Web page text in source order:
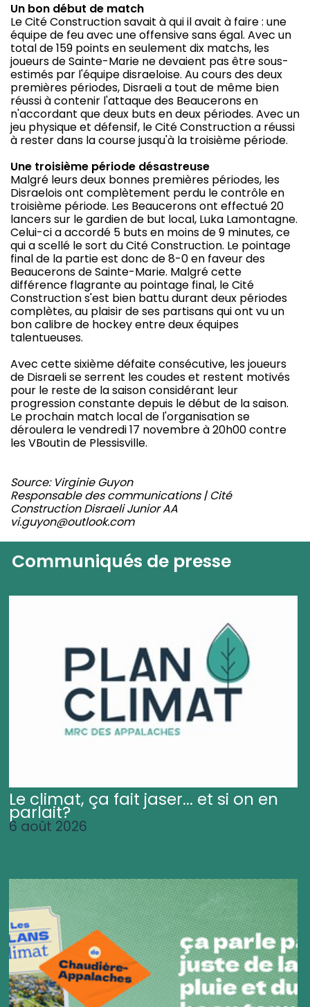
Un bon début de match
Le Cité Construction savait à qui il avait à faire : une
équipe de feu avec une offensive sans égal. Avec un
total de 159 points en seulement dix matchs, les
joueurs de Sainte-Marie ne devaient pas être sous-
estimés par l'équipe disraeloise. Au cours des deux
premières périodes, Disraeli a tout de même bien
réussi à contenir l'attaque des Beaucerons en
n'accordant que deux buts en deux périodes. Avec un
jeu physique et défensif, le Cité Construction a réussi
à rester dans la course jusqu'à la troisième période.
Une troisième période désastreuse
Malgré leurs deux bonnes premières périodes, les
Disraelois ont complètement perdu le contrôle en
troisième période. Les Beaucerons ont effectué 20
lancers sur le gardien de but local, Luka Lamontagne.
Celui-ci a accordé 5 buts en moins de 9 minutes, ce
qui a scellé le sort du Cité Construction. Le pointage
final de la partie est donc de 8-0 en faveur des
Beaucerons de Sainte-Marie. Malgré cette
différence flagrante au pointage final, le Cité
Construction s'est bien battu durant deux périodes
complètes, au plaisir de ses partisans qui ont vu un
bon calibre de hockey entre deux équipes
talentueuses.
Avec cette sixième défaite consécutive, les joueurs
de Disraeli se serrent les coudes et restent motivés
pour le reste de la saison considérant leur
progression constante depuis le début de la saison.
Le prochain match local de l'organisation se
déroulera le vendredi 17 novembre à 20h00 contre
les VBoutin de Plessisville.
Source: Virginie Guyon
Responsable des communications | Cité
Construction Disraeli Junior AA
vi.guyon@outlook.com
Communiqués de presse
Le climat, ça fait jaser... et si on en
parlait?
6 août 2026